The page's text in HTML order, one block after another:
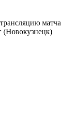
матча